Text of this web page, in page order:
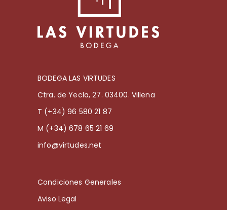
BODEGA LAS VIRTUDES
Ctra. de Yecla, 27. 03400. Villena
T (+34) 96 580 21 87
M (+34) 678 65 21 69
info@virtudes.net
Condiciones Generales
Aviso Legal